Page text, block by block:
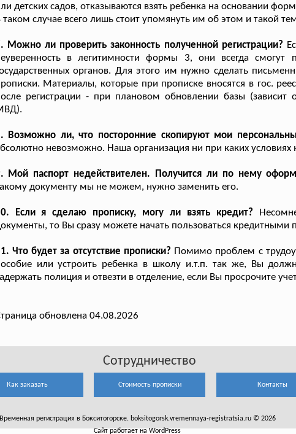
детских садов, отказываются взять ребенка на основании
таком случае всего лишь стоит упомянуть им об этом и такой
Можно ли проверить законность полученной регистрации?
в легитимности формы 3, они всегда смогут
органов. Для этого им нужно сделать
Материалы, которые при прописке вносятся в гос.
регистрации - при плановом обновлении базы (зависит
Возможно ли, что посторонние скопируют мои
невозможно. Наша организация ни при каких
Мой паспорт недействителен. Получится ли по нему
документу мы не можем, нужно заменить его.
Если я сделаю прописку, могу ли взять кредит?
то Вы сразу можете начать пользоваться
Что будет за отсутствие прописки? Помимо проблем с
или устроить ребенка в школу и.т.п. так же, Вы
полиция и отвезти в отделение, если Вы просрочите
обновлена 04.08.2026
Сотрудничество
Как заказать Стоимость прописки Контакты
Временная регистрация в Бокситогорске. boksitogorsk.vremennaya-registratsia.ru © 2026
Сайт работает на WordPress